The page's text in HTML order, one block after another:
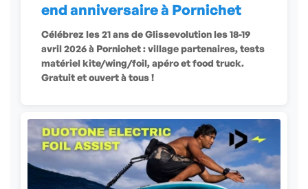
end anniversaire à Pornichet
Célébrez les 21 ans de Glissevolution les 18-19
avril 2026 à Pornichet : village partenaires, tests
matériel kite/wing/foil, apéro et food truck.
Gratuit et ouvert à tous !